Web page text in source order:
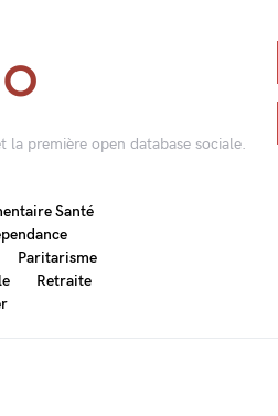
première open database sociale.
Santé
Paritarisme
Retraite